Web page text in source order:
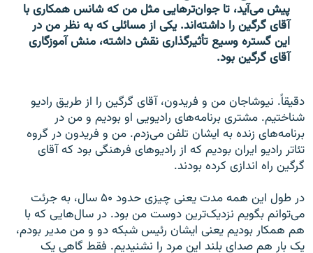
پیش می‌آید، تا جوان‌ترهایی مثل من که شانس همکاری با
آقای گرگین را داشته‌اند. یکی از مسائلی که به نظر من در
این گستره وسیع تأثیرگذاری نقش داشته، منش آموزگاری
آقای گرگین بود.
دقیقاً. نیوشاجان من و فریدون، آقای گرگین را از طریق رادیو
شناختیم. مشتری برنامه‌های رادیویی او بودیم و من در
برنامه‌های زنده به ایشان تلفن می‌زدم. من و فریدون در گروه
تئا‌تر رادیو ایران بودیم که از رادیوهای فرهنگی بود که آقای
گرگین راه اندازی کرده بودند.
در طول این همه مدت یعنی چیزی حدود ۵۰ سال، به جرئت
می‌توانم بگویم نزدیک‌ترین دوست من بود. در سال‌هایی که با
هم همکار بودیم یعنی ایشان رئیس شبکه دو و من مدیر بودم،
یک بار هم صدای بلند این مرد را نشنیدیم. فقط گاهی یک